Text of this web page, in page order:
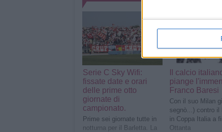
Serie C Sky Wifi:
fissate date e orari
delle prime otto
giornate di
campionato.
Prime sei giornate tutte in
notturna per il Barletta. La
Il calcio
piange
Franco Baresi
Con il suo Milan
segnò...) contro il
in Coppa Italia a
Ottanta